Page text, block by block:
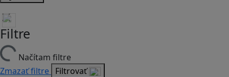
Filtre
Načítam filtre
Zmazať filtre Filtrovať